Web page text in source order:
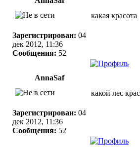
Зарегистрирован: 04
дек 2012, 11:36
Сообщения: 52
какая красота
AnnaSaf
Зарегистрирован: 04
дек 2012, 11:36
Сообщения: 52
какой лес